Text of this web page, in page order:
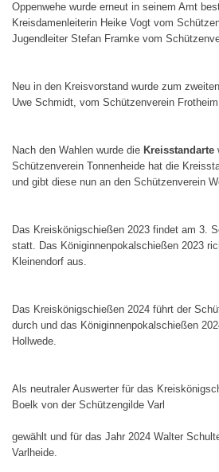
Oppenwehe wurde erneut in seinem Amt
Kreisdamenleiterin Heike Vogt vom
Jugendleiter Stefan Framke vom
Neu in den Kreisvorstand wurde zum
Uwe Schmidt, vom Schützenverein
Nach den Wahlen wurde die Kreisstandarte
Schützenverein Tonnenheide hat die
und gibt diese nun an den Schützenverein
Das Kreiskönigschießen 2023 findet am 3.
statt. Das Königinnenpokalschießen 2023
Kleinendorf aus.
Das Kreiskönigschießen 2024 führt der
durch und das Königinnenpokalschießen
Hollwede.
Als neutraler Auswerter für das
Boelk von der Schützengilde Varl
gewählt und für das Jahr 2024 Walter
Varlheide.